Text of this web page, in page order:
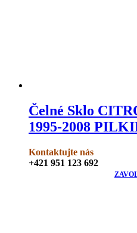
Čelné Sklo
1995-2008
Kontaktujte nás
+421 951 123 692